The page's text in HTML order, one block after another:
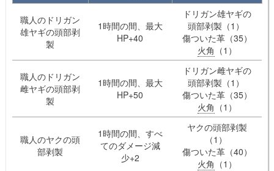
職人のドリガン
雄ヤギの頭部剥
製
1時間の間、最大
HP+40
ドリガン雄ヤギの
頭部剥製（1）
傷ついた革（35）
火角 （1）
職人のドリガン
雌ヤギの頭部剥
製
1時間の間、最大
HP+50
ドリガン雌ヤギの
頭部剥製（1）
傷ついた革（35）
火角 （1）
職人のヤクの頭
部剥製
1時間の間、すべ
てのダメージ減
少+2
ヤクの頭部剥製
（1）
傷ついた革（40）
火角 （1）